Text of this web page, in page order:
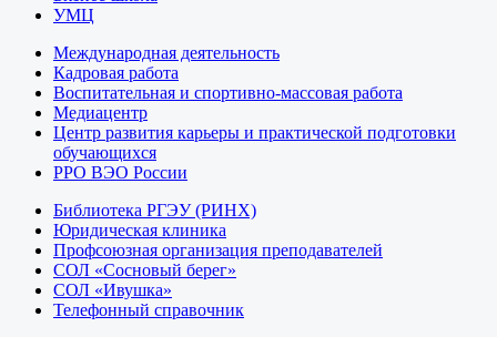
УМЦ
Международная деятельность
Кадровая работа
Воспитательная и спортивно-массовая работа
Медиацентр
Центр развития карьеры и практической подготовки
обучающихся
РРО ВЭО России
Библиотека РГЭУ (РИНХ)
Юридическая клиника
Профсоюзная организация преподавателей
СОЛ «Сосновый берег»
СОЛ «Ивушка»
Телефонный справочник